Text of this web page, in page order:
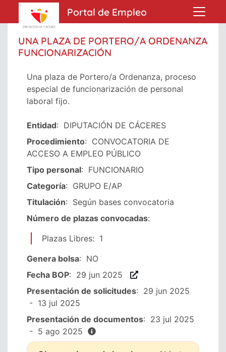
Portal de Empleo
UNA PLAZA DE PORTERO/A ORDENANZA
FUNCIONARIZACIÓN
Una plaza de Portero/a Ordenanza, proceso
especial de funcionarización de personal
laboral fijo.
Entidad: DIPUTACIÓN DE CÁCERES
Procedimiento: CONVOCATORIA DE
ACCESO A EMPLEO PÚBLICO
Tipo personal: FUNCIONARIO
Categoría: GRUPO E/AP
Titulación: Según bases convocatoria
Número de plazas convocadas:
Plazas Libres: 1
Genera bolsa: NO
Fecha BOP: 29 jun 2025
Presentación de solicitudes: 29 jun 2025
- 13 jul 2025
Presentación de documentos: 23 jul 2025
- 5 ago 2025